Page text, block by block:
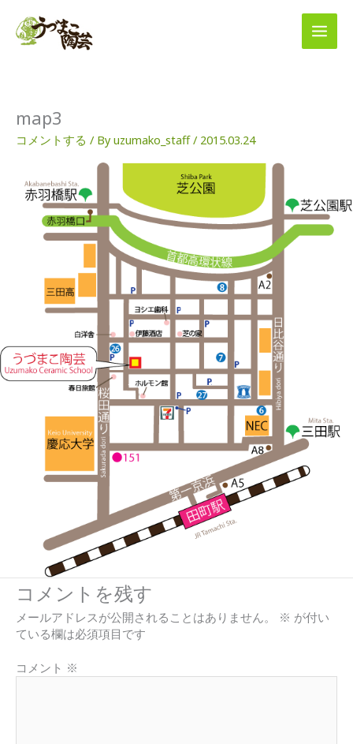
map3
コメントする / Byuzumako_staff/ 2015.03.24
コメントを残す
メールアドレスが公開されることはありません。 ※ が付い
ている欄は必須項目です
コメント ※